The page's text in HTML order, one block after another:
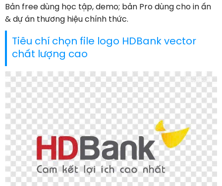
Bản free dùng học tập, demo; bản Pro dùng cho in ấn
& dự án thương hiệu chính thức.
Tiêu chí chọn file logo HDBank vector
chất lượng cao